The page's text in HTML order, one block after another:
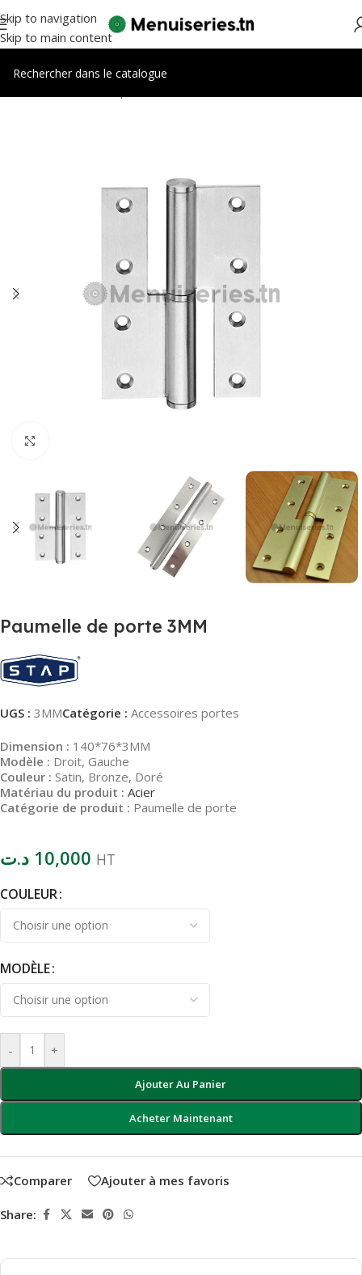
Skip to navigation
Skip to main content
Paumelle de porte 3MM
UGS : 3MMCatégorie : Accessoires portes
Dimension : 140*76*3MM
Modèle : Droit, Gauche
Couleur : Satin, Bronze, Doré
Matériau du produit : Acier
Catégorie de produit : Paumelle de porte
10,000 د.ت HT
COULEUR
MODÈLE
- +
Ajouter Au Panier
Acheter Maintenant
Comparer Ajouter à mes favoris
Share: